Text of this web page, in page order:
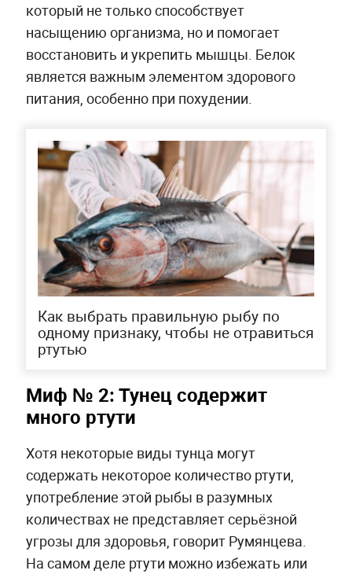
который не только способствует
насыщению организма, но и помогает
восстановить и укрепить мышцы. Белок
является важным элементом здорового
питания, особенно при похудении.
Как выбрать правильную рыбу по
одному признаку, чтобы не отравиться
ртутью
Миф № 2: Тунец содержит
много ртути
Хотя некоторые виды тунца могут
содержать некоторое количество ртути,
употребление этой рыбы в разумных
количествах не представляет серьёзной
угрозы для здоровья, говорит Румянцева.
На самом деле ртути можно избежать или